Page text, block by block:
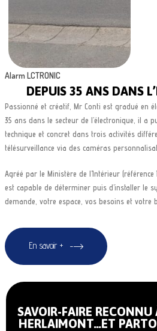
Alarm LCTRONIC
DEPUIS 35 ANS DANS
Passionné et créatif, Mr Conti est gradué en
35 ans dans le secteur de l’électronique, il a
technique et concret dans trois activités
télésurveillance via des caméras
Agréé par le Ministère de l’Intérieur
est capable de déterminer puis d’installer le
demande, votre espace, vos besoins et votre
En savoir +
SAVOIR-FAIRE
HERLAIMONT…ET